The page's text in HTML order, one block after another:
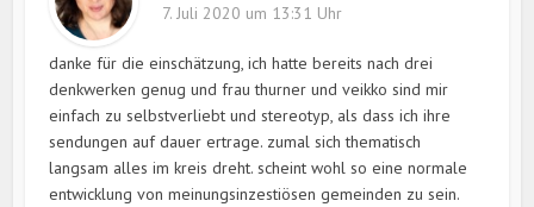
7. Juli 2020 um 13:31 Uhr
danke für die einschätzung, ich hatte bereits nach drei
denkwerken genug und frau thurner und veikko sind mir
einfach zu selbstverliebt und stereotyp, als dass ich ihre
sendungen auf dauer ertrage. zumal sich thematisch
langsam alles im kreis dreht. scheint wohl so eine normale
entwicklung von meinungsinzestiösen gemeinden zu sein.